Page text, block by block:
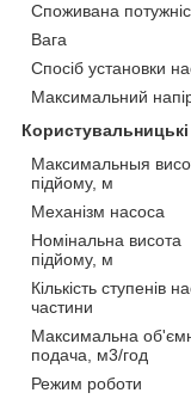
Споживана
Вага
Спосіб установки
Максимальний
Максимальныя
підйому, м
Механізм насоса
Номінальна висота
підйому, м
Кількість ступенів
частини
Максимальна
подача, м3/год
Режим роботи